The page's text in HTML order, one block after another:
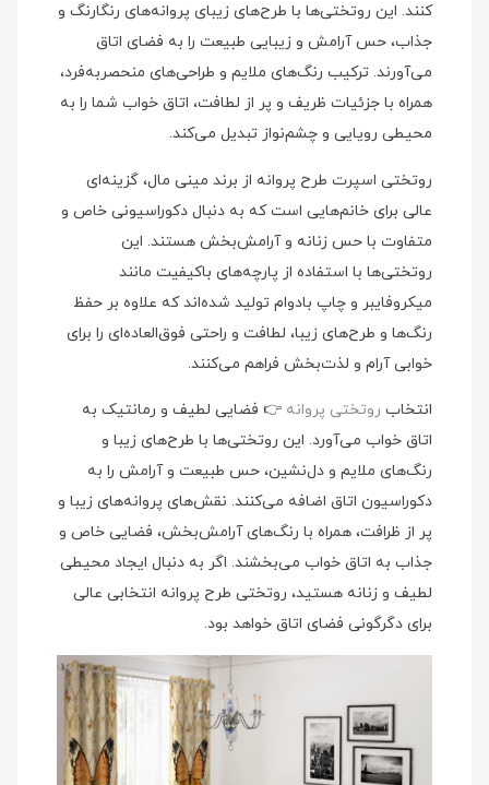
کنند. این روتختی‌ها با طرح‌های زیبای پروانه‌های رنگارنگ و
جذاب، حس آرامش و زیبایی طبیعت را به فضای اتاق
می‌آورند. ترکیب رنگ‌های ملایم و طراحی‌های منحصربه‌فرد،
همراه با جزئیات ظریف و پر از لطافت، اتاق خواب شما را به
محیطی رویایی و چشم‌نواز تبدیل می‌کند.
روتختی اسپرت طرح پروانه از برند مینی‌ مال، گزینه‌ای
عالی برای خانم‌هایی است که به دنبال دکوراسیونی خاص و
متفاوت با حس زنانه و آرامش‌بخش هستند. این
روتختی‌ها با استفاده از پارچه‌های باکیفیت مانند
میکروفایبر و چاپ بادوام تولید شده‌اند که علاوه بر حفظ
رنگ‌ها و طرح‌های زیبا، لطافت و راحتی فوق‌العاده‌ای را برای
خوابی آرام و لذت‌بخش فراهم می‌کنند.
انتخاب روتختی پروانه 👉 فضایی لطیف و رمانتیک به
اتاق خواب می‌آورد. این روتختی‌ها با طرح‌های زیبا و
رنگ‌های ملایم و دل‌نشین، حس طبیعت و آرامش را به
دکوراسیون اتاق اضافه می‌کنند. نقش‌های پروانه‌های زیبا و
پر از ظرافت، همراه با رنگ‌های آرامش‌بخش، فضایی خاص و
جذاب به اتاق خواب می‌بخشند. اگر به دنبال ایجاد محیطی
لطیف و زنانه هستید، روتختی طرح پروانه انتخابی عالی
برای دگرگونی فضای اتاق خواهد بود.